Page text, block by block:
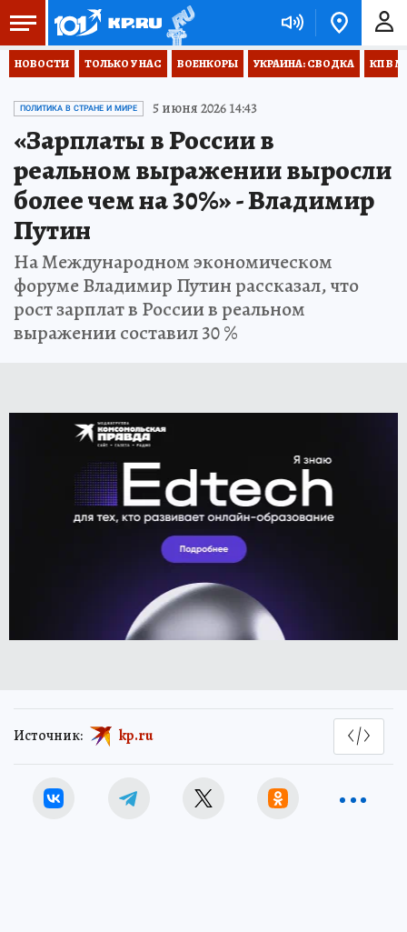
НОВОСТИ ТОЛЬКО У НАС ВОЕНКОРЫ УКРАИНА: СВОДКА КП В
ПОЛИТИКА В СТРАНЕ И МИРЕ 5 июня 2026 14:43
«Зарплаты в России в
реальном выражении выросли
более чем на 30%» - Владимир
Путин
На Международном экономическом
форуме Владимир Путин рассказал, что
рост зарплат в России в реальном
выражении составил 30 %
Источник: kp.ru